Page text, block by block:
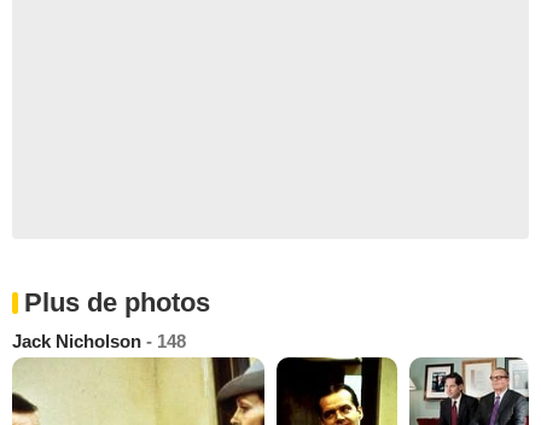
Plus de photos
Jack Nicholson - 148